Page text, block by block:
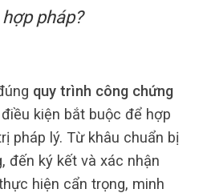
pháp?
quy trình công chứng
kiện bắt buộc để hợp
pháp lý. Từ khâu chuẩn bị
đến ký kết và xác nhận
hiện cẩn trọng, minh